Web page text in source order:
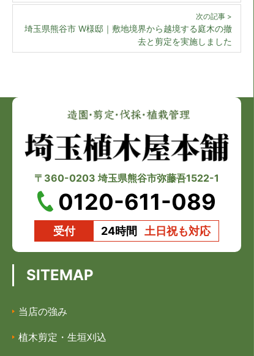
次の記事 >
埼玉県熊谷市 W様邸｜敷地境界から越境する庭木の撤
去と剪定を実施しました
〒360-0203 埼玉県熊谷市弥藤吾1522-1
0120-611-089
受付 24時間 土日祝も対応
SITEMAP
当店の強み
植木剪定・生垣刈込